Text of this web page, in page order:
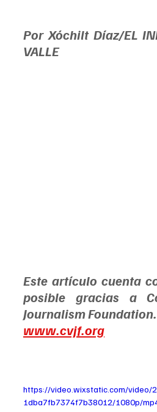
Por Xóchilt Díaz/EL
VALLE
Este artículo cuenta
posible gracias a
Journalism Foundation.
www.cvjf.org
https://video.wixstatic.com/video/
1dba7fb7374f7b38012/1080p/